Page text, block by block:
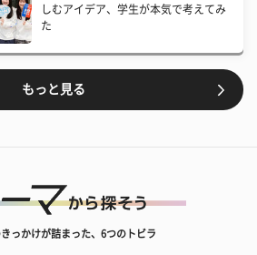
しむアイデア、学生が本気で考えてみ
た
もっと見る
っかけが詰まった、6つのトビラ